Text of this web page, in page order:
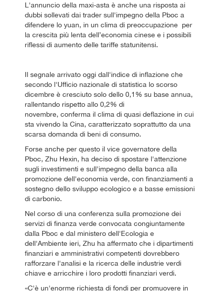
L'annuncio della maxi-asta è anche una risposta ai
dubbi sollevati dai trader sull'impegno della Pboc a
difendere lo yuan, in un clima di preoccupazione per
la crescita più lenta dell’economia cinese e i possibili
riflessi di aumento delle tariffe statunitensi.
Il segnale arrivato oggi dall'indice di inflazione che
secondo l'Ufficio nazionale di statistica lo scorso
dicembre è cresciuto solo dello 0,1% su base annua,
rallentando rispetto allo 0,2% di
novembre, conferma il clima di quasi deflazione in cui
sta vivendo la Cina, caratterizzato soprattutto da una
scarsa domanda di beni di consumo.
Forse anche per questo il vice governatore della
Pboc, Zhu Hexin, ha deciso di spostare l'attenzione
sugli investimenti e sull'impegno della banca alla
promozione dell'economia verde, con finanziamenti a
sostegno dello sviluppo ecologico e a basse emissioni
di carbonio.
Nel corso di una conferenza sulla promozione dei
servizi di finanza verde convocata congiuntamente
dalla Pboc e dal ministero dell'Ecologia e
dell'Ambiente ieri, Zhu ha affermato che i dipartimenti
finanziari e amministrativi competenti dovrebbero
rafforzare l'analisi e la ricerca delle industrie verdi
chiave e arricchire i loro prodotti finanziari verdi.
«C'è un'enorme richiesta di fondi per promuovere in